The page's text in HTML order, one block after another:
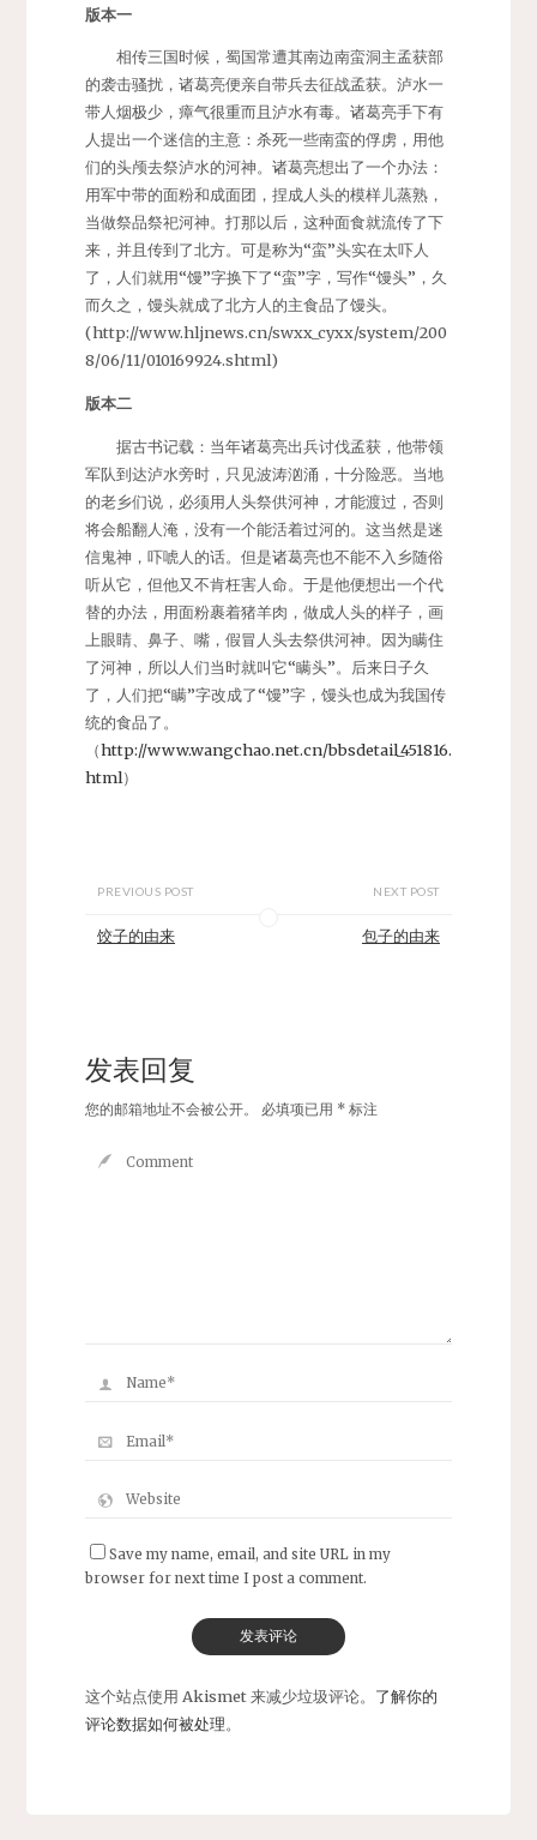
版本一
相传三国时候，蜀国常遭其南边南蛮洞主孟获部
的袭击骚扰，诸葛亮便亲自带兵去征战孟获。泸水一
带人烟极少，瘴气很重而且泸水有毒。诸葛亮手下有
人提出一个迷信的主意：杀死一些南蛮的俘虏，用他
们的头颅去祭泸水的河神。诸葛亮想出了一个办法：
用军中带的面粉和成面团，捏成人头的模样儿蒸熟，
当做祭品祭祀河神。打那以后，这种面食就流传了下
来，并且传到了北方。可是称为“蛮”头实在太吓人
了，人们就用“馒”字换下了“蛮”字，写作“馒头”，久
而久之，馒头就成了北方人的主食品了馒头。
(http://www.hljnews.cn/swxx_cyxx/system/200
8/06/11/010169924.shtml)
版本二
据古书记载：当年诸葛亮出兵讨伐孟获，他带领
军队到达泸水旁时，只见波涛汹涌，十分险恶。当地
的老乡们说，必须用人头祭供河神，才能渡过，否则
将会船翻人淹，没有一个能活着过河的。这当然是迷
信鬼神，吓唬人的话。但是诸葛亮也不能不入乡随俗
听从它，但他又不肯枉害人命。于是他便想出一个代
替的办法，用面粉裹着猪羊肉，做成人头的样子，画
上眼睛、鼻子、嘴，假冒人头去祭供河神。因为瞒住
了河神，所以人们当时就叫它“瞒头”。后来日子久
了，人们把“瞒”字改成了“馒”字，馒头也成为我国传
统的食品了。
（http://www.wangchao.net.cn/bbsdetail_451816.
html）
PREVIOUS POST
饺子的由来
NEXT POST
包子的由来
发表回复
您的邮箱地址不会被公开。 必填项已用 *标注
Save my name, email, and site URL in my
browser for next time I post a comment.
这个站点使用 Akismet 来减少垃圾评论。 了解你的
评论数据如何被处理。